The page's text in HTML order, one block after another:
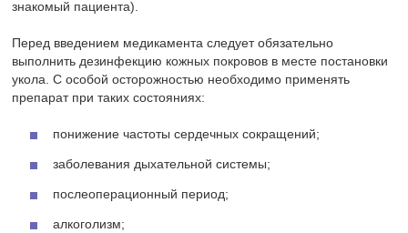
знакомый пациента).
Перед введением медикамента следует обязательно
выполнить дезинфекцию кожных покровов в месте постановки
укола. С особой осторожностью необходимо применять
препарат при таких состояниях:
понижение частоты сердечных сокращений;
заболевания дыхательной системы;
послеоперационный период;
алкоголизм;